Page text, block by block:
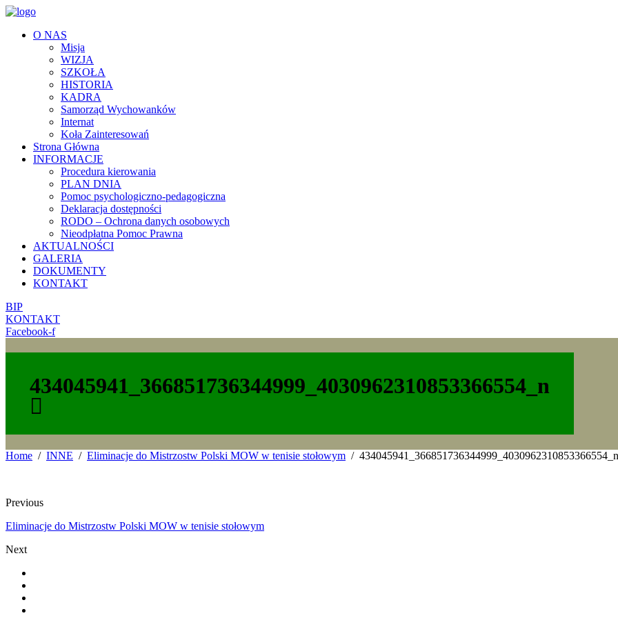
O NAS
Misja
WIZJA
SZKOŁA
HISTORIA
KADRA
Samorząd Wychowanków
Internat
Koła Zainteresowań
Strona Główna
INFORMACJE
Procedura kierowania
PLAN DNIA
Pomoc psychologiczno-pedagogiczna
Deklaracja dostępności
RODO – Ochrona danych osobowych
Nieodpłatna Pomoc Prawna
AKTUALNOŚCI
GALERIA
DOKUMENTY
KONTAKT
BIP
KONTAKT
Facebook-f
434045941_366851736344999_4030962310853366554_n
Home INNE Eliminacje do Mistrzostw Polski MOW w tenisie stołowym 434045941_366851736344999_4030962310853366554_n
Previous
Eliminacje do Mistrzostw Polski MOW w tenisie stołowym
Next